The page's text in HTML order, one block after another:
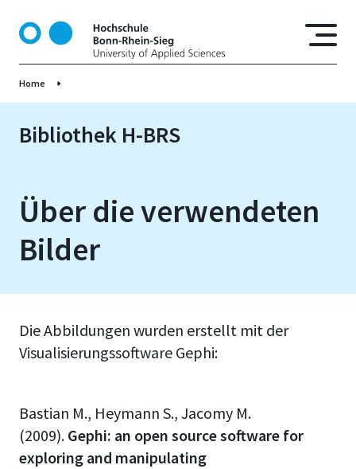
t
Home
Bibliothek H-BRS
Über die verwendeten
Bilder
Die Abbildungen wurden erstellt mit der
Visualisierungssoftware Gephi:
Bastian M., Heymann S., Jacomy M.
(2009). Gephi: an open source software for
exploring and manipulating